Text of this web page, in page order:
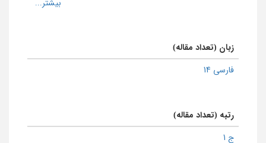
زبان (تعداد مقاله)
فارسی 14
رتبه (تعداد مقاله)
ج 1